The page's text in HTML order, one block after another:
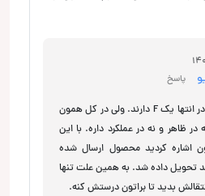
پاسخ
سلام محصولات جدیدش در انتها یک F دارند. ولی در کل همون
ظاهر و نه در عملکرد داره. با این
اشاره کردید محصول ارسال شده
تحویل داده شد. به همین علت تنها
بدید تا براتون درستش کنه.